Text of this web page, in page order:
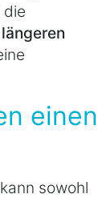
die
einen
sowohl